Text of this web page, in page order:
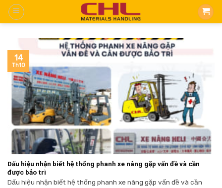
Skip
Dấu hiệu nhận biết hệ thống phanh xe nâng gặp vấn đề và cần
được bảo trì
Dấu hiệu nhận biết hệ thống phanh xe nâng gặp vấn đề và cần
14
Th10